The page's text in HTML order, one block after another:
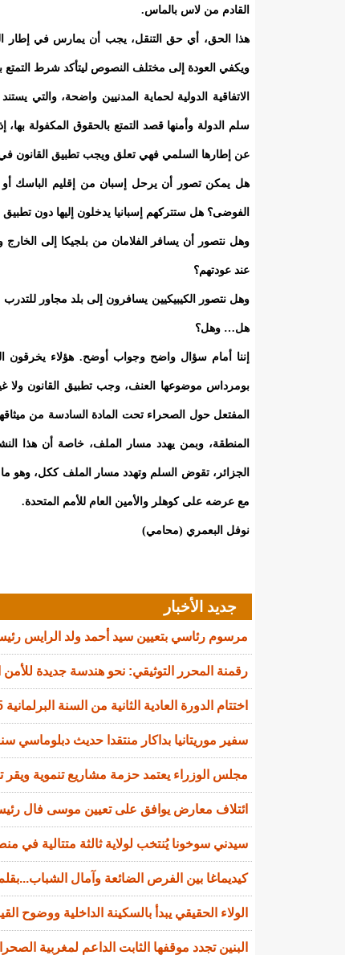
القادم من لاس بالماس.
هذا الحق، أي حق التنقل، يجب أن يمارس في إطار
ويكفي العودة إلى مختلف النصوص ليتأكد شرط التمتع
الاتفاقية الدولية لحماية المدنيين واضحة، والتي
سلم الدولة وأمنها قصد التمتع بالحقوق المكفولة
عن إطارها السلمي فهي تعلق ويجب تطبيق القانون
هل يمكن تصور أن يرحل إسبان من إقليم الباسك أو
الفوضى؟ هل ستتركهم إسبانيا يدخلون إليها دون تطبيق
وهل نتصور أن يسافر الفلامان من بلجيكا إلى
عند عودتهم؟
وهل نتصور الكيبيكيين يسافرون إلى بلد مجاور
هل… وهل؟
إننا أمام سؤال واضح وجواب أوضح. هؤلاء يخرقون
بومرداس موضوعها العنف، وجب تطبيق القانون ولا
المفتعل حول الصحراء تحت المادة السادسة من
المنطقة، وبمن يهدد مسار الملف، خاصة أن هذا
الجزائر، تقوض السلم وتهدد مسار الملف ككل، وهو
مع عرضه على كوهلر والأمين العام للأمم المتحدة.
نوفل البعمري (محامي)
جديد الأخبار
مرسوم رئاسي بتعيين سيد أحمد ولد الرايس
رقمنة المحرر التوثيقي: نحو هندسة جديدة للأمن
اختتام الدورة العادية الثانية من السنة البرلمانية 2025-2026
سفير موريتانيا بداكار منتقدا حديث دبلوماسي
مجلس الوزراء يعتمد حزمة مشاريع تنموية ويقر
ائتلاف معارض يوافق على تعيين موسى فال
سيدني سوخونا يُنتخب لولاية ثالثة متتالية في
كيديماغا بين الفرص الضائعة وآمال
الولاء الحقيقي يبدأ بالسكينة الداخلية ووضوح
البنين تجدد موقفها الثابت الداعم لمغربية